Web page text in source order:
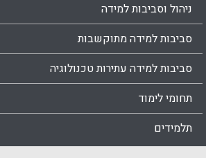
ניהול וסביבות למידה
סביבות למידה מתוקשבות
סביבות למידה עתירות טכנולוגיה
תחומי לימוד
תלמידים